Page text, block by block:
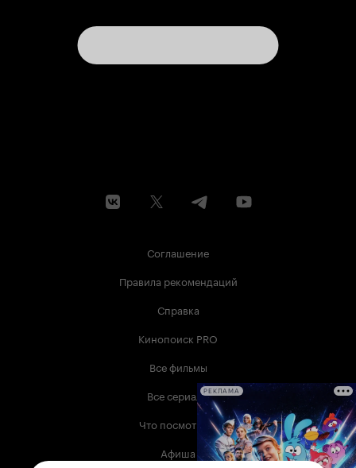
Соглашение
Правила рекомендаций
Справка
Кинопоиск PRO
Все фильмы
Все сериалы
Что посмотреть
Афиша
РЕКЛАМА